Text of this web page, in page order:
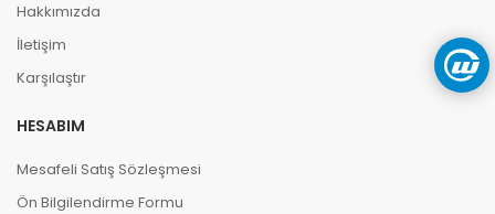
Hakkımızda
İletişim
Karşılaştır
HESABIM
Mesafeli Satış Sözleşmesi
Ön Bilgilendirme Formu